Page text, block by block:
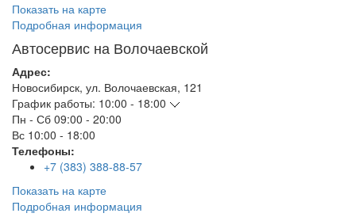
Показать на карте
Подробная информация
Автосервис на Волочаевской
Адрес:
Новосибирск, ул. Волочаевская, 121
График работы: 10:00 - 18:00
Пн - Сб 09:00 - 20:00
Вс 10:00 - 18:00
Телефоны:
+7 (383) 388-88-57
Показать на карте
Подробная информация